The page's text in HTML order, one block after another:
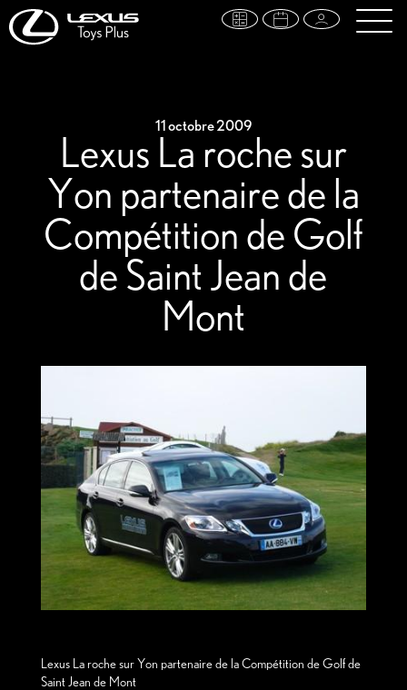
11 octobre 2009
Lexus La roche sur
Yon partenaire de la
Compétition de Golf
de Saint Jean de
Mont
Lexus La roche sur Yon partenaire de la Compétition de Golf de
Saint Jean de Mont